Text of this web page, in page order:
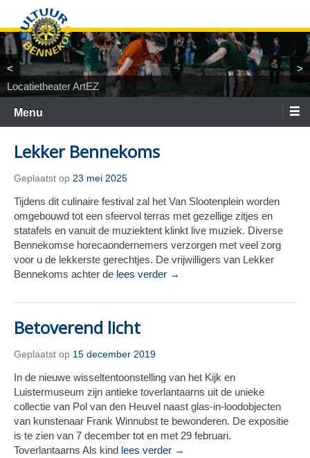
de
inhoud
Arthouse De Smeedplaats
Locatietheater ArtEZ
TiNaNiNaNi
Woest&Bijster
Tineke Roseboom en Peter Bouter
Spelgroep Bennekom. En toen waren er nul
< >
Menu
Lekker Bennekoms
Geplaatst op 23 mei 2025
Tijdens dit culinaire festival zal het Van Slootenplein worden
omgebouwd tot een sfeervol terras met gezellige zitjes en
statafels en vanuit de muziektent klinkt live muziek. Diverse
Bennekomse horecaondernemers verzorgen met veel zorg
voor u de lekkerste gerechtjes. De vrijwilligers van Lekker
Bennekoms achter de lees verder →
Betoverend licht
Geplaatst op 15 december 2019
In de nieuwe wisseltentoonstelling van het Kijk en
Luistermuseum zijn antieke toverlantaarns uit de unieke
collectie van Pol van den Heuvel naast glas-in-loodobjecten
van kunstenaar Frank Winnubst te bewonderen. De expositie
is te zien van 7 december tot en met 29 februari.
Toverlantaarns Als kind lees verder →